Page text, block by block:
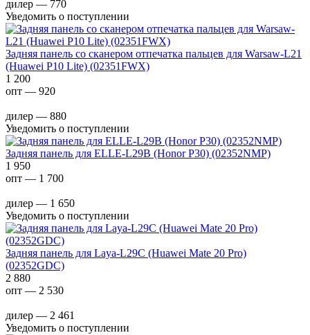
дилер — 770
Уведомить о поступлении
Задняя панель со сканером отпечатка пальцев для Warsaw-L21
(Huawei P10 Lite) (02351FWX)
1 200
опт — 920
дилер — 880
Уведомить о поступлении
Задняя панель для ELLE-L29B (Honor P30) (02352NMP)
1 950
опт — 1 700
дилер — 1 650
Уведомить о поступлении
Задняя панель для Laya-L29C (Huawei Mate 20 Pro)
(02352GDC)
2 880
опт — 2 530
дилер — 2 461
Уведомить о поступлении